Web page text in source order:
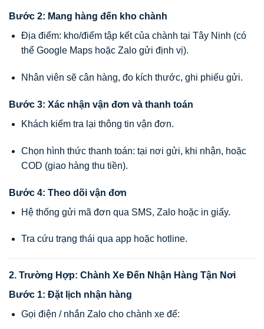
Bước 2: Mang hàng đến kho chành
Địa điểm: kho/điểm tập kết của chành tại Tây Ninh (có
thể Google Maps hoặc Zalo gửi định vị).
Nhân viên sẽ cân hàng, đo kích thước, ghi phiếu gửi.
Bước 3: Xác nhận vận đơn và thanh toán
Khách kiểm tra lại thông tin vận đơn.
Chọn hình thức thanh toán: tại nơi gửi, khi nhận, hoặc
COD (giao hàng thu tiền).
Bước 4: Theo dõi vận đơn
Hệ thống gửi mã đơn qua SMS, Zalo hoặc in giấy.
Tra cứu trạng thái qua app hoặc hotline.
2. Trường Hợp: Chành Xe Đến Nhận Hàng Tận Nơi
Bước 1: Đặt lịch nhận hàng
Gọi điện / nhắn Zalo cho chành xe để: